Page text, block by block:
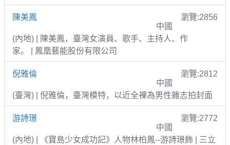
陳美鳳
瀏覽:2856
中國
(內地) | 陳美鳳，臺灣女演員、歌手、主持人、作
家。 | 鳳凰藝能股份有限公司
倪雅倫
瀏覽:2812
中國
(臺灣) | 倪雅倫，臺灣模特，以近全裸為男性雜志拍封面
游詩璟
瀏覽:2772
中國
(內地) | 《寶島少女成功記》人物林柏鳳--游詩璟飾 | 三立